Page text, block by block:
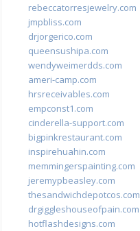
rebeccatorresjewelry.com
jmpbliss.com
drjorgerico.com
queensushipa.com
wendyweimerdds.com
ameri-camp.com
hrsreceivables.com
empconst1.com
cinderella-support.com
bigpinkrestaurant.com
inspirehuahin.com
memmingerspainting.com
jeremypbeasley.com
thesandwichdepotcos.com
drgiggleshouseofpain.com
hotflashdesigns.com